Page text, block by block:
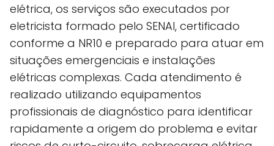
elétrica, os serviços são executados por
eletricista formado pelo SENAI, certificado
conforme a NR10 e preparado para atuar em
situações emergenciais e instalações
elétricas complexas. Cada atendimento é
realizado utilizando equipamentos
profissionais de diagnóstico para identificar
rapidamente a origem do problema e evitar